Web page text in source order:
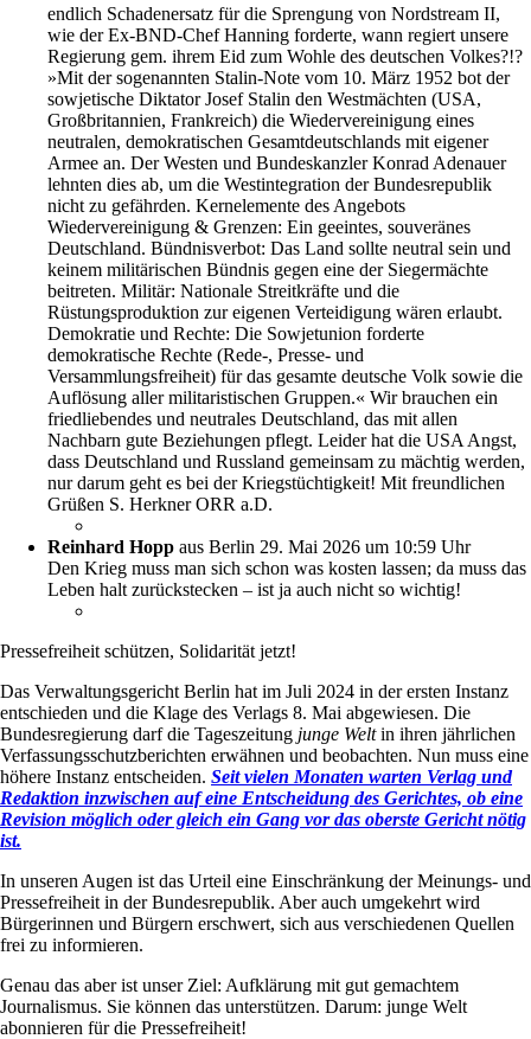
endlich Schadenersatz für die Sprengung von Nordstream II,
wie der Ex-BND-Chef Hanning forderte, wann regiert unsere
Regierung gem. ihrem Eid zum Wohle des deutschen Volkes?!?
»Mit der sogenannten Stalin-Note vom 10. März 1952 bot der
sowjetische Diktator Josef Stalin den Westmächten (USA,
Großbritannien, Frankreich) die Wiedervereinigung eines
neutralen, demokratischen Gesamtdeutschlands mit eigener
Armee an. Der Westen und Bundeskanzler Konrad Adenauer
lehnten dies ab, um die Westintegration der Bundesrepublik
nicht zu gefährden. Kernelemente des Angebots
Wiedervereinigung & Grenzen: Ein geeintes, souveränes
Deutschland. Bündnisverbot: Das Land sollte neutral sein und
keinem militärischen Bündnis gegen eine der Siegermächte
beitreten. Militär: Nationale Streitkräfte und die
Rüstungsproduktion zur eigenen Verteidigung wären erlaubt.
Demokratie und Rechte: Die Sowjetunion forderte
demokratische Rechte (Rede-, Presse- und
Versammlungsfreiheit) für das gesamte deutsche Volk sowie die
Auflösung aller militaristischen Gruppen.« Wir brauchen ein
friedliebendes und neutrales Deutschland, das mit allen
Nachbarn gute Beziehungen pflegt. Leider hat die USA Angst,
dass Deutschland und Russland gemeinsam zu mächtig werden,
nur darum geht es bei der Kriegstüchtigkeit! Mit freundlichen
Grüßen S. Herkner ORR a.D.
Reinhard Hopp aus Berlin 29. Mai 2026 um 10:59 Uhr
Den Krieg muss man sich schon was kosten lassen; da muss das
Leben halt zurückstecken – ist ja auch nicht so wichtig!
Pressefreiheit schützen, Solidarität jetzt!
Das Verwaltungsgericht Berlin hat im Juli 2024 in der ersten Instanz
entschieden und die Klage des Verlags 8. Mai abgewiesen. Die
Bundesregierung darf die Tageszeitung junge Weltin ihren jährlichen
Verfassungsschutzberichten erwähnen und beobachten. Nun muss eine
höhere Instanz entscheiden. Seit vielen Monaten warten Verlag und
Redaktion inzwischen auf eine Entscheidung des Gerichtes, ob eine
Revision möglich oder gleich ein Gang vor das oberste Gericht nötig
ist.
In unseren Augen ist das Urteil eine Einschränkung der Meinungs- und
Pressefreiheit in der Bundesrepublik. Aber auch umgekehrt wird
Bürgerinnen und Bürgern erschwert, sich aus verschiedenen Quellen
frei zu informieren.
Genau das aber ist unser Ziel: Aufklärung mit gut gemachtem
Journalismus. Sie können das unterstützen. Darum: junge Welt
abonnieren für die Pressefreiheit!